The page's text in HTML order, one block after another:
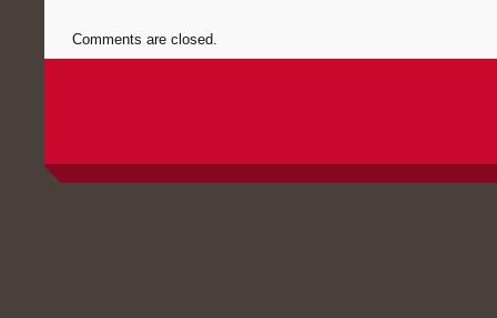
Comments are closed.